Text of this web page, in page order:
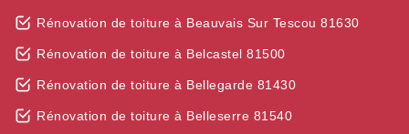
Rénovation de toiture à Beauvais Sur Tescou 81630
Rénovation de toiture à Belcastel 81500
Rénovation de toiture à Bellegarde 81430
Rénovation de toiture à Belleserre 81540